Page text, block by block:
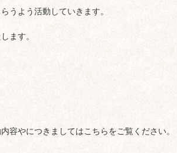
うよう活動していきます。
ます。
容やにつきましてはこちらをご覧ください。